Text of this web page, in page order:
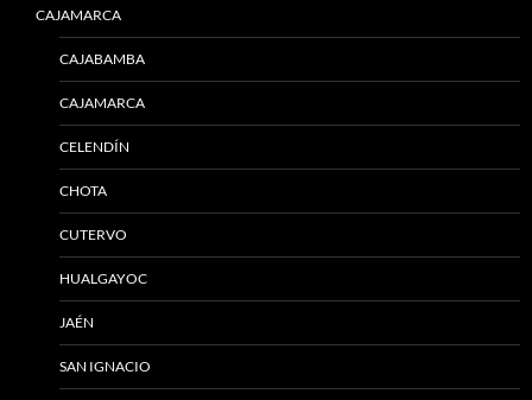
CAJAMARCA
CAJABAMBA
CAJAMARCA
CELENDÍN
CHOTA
CUTERVO
HUALGAYOC
JAÉN
SAN IGNACIO